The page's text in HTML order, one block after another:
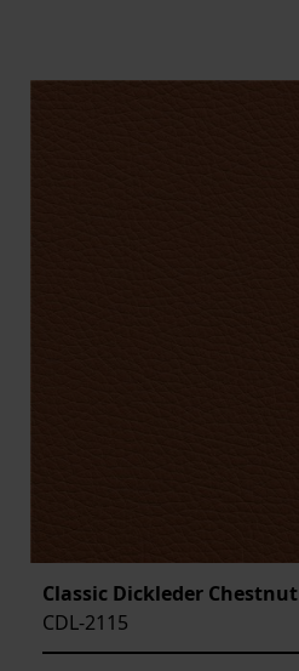
Classic Dickleder Chestnut
CDL-2115